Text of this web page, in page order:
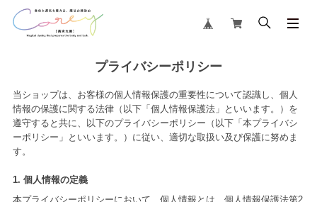
プライバシーポリシー
当ショップは、お客様の個人情報保護の重要性について認識し、個人
情報の保護に関する法律（以下「個人情報保護法」といいます。）を
遵守すると共に、以下のプライバシーポリシー（以下「本プライバシ
ーポリシー」といいます。）に従い、適切な取扱い及び保護に努めま
す。
1. 個人情報の定義
本プライバシーポリシーにおいて、個人情報とは、個人情報保護法第2